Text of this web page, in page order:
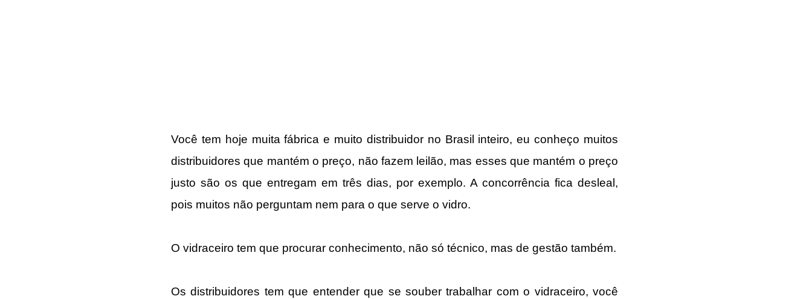
Você tem hoje muita fábrica e muito distribuidor no Brasil inteiro, eu conheço muitos
distribuidores que mantém o preço, não fazem leilão, mas esses que mantém o preço
justo são os que entregam em três dias, por exemplo. A concorrência fica desleal,
pois muitos não perguntam nem para o que serve o vidro.
O vidraceiro tem que procurar conhecimento, não só técnico, mas de gestão também.
Os distribuidores tem que entender que se souber trabalhar com o vidraceiro, você